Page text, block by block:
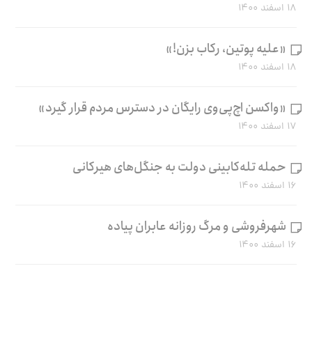
۱۸ اسفند ۱۴۰۰
«علیه پوتین، رکاب بزن!»
۱۸ اسفند ۱۴۰۰
«واکسن اچ‌پی‌وی رایگان در دسترس مردم قرار گیرد»
۱۷ اسفند ۱۴۰۰
حمله تله‌کابینی دولت به جنگل‌های هیرکانی
۱۶ اسفند ۱۴۰۰
شهرفروشی و مرگ روزانه عابران پیاده
۱۶ اسفند ۱۴۰۰